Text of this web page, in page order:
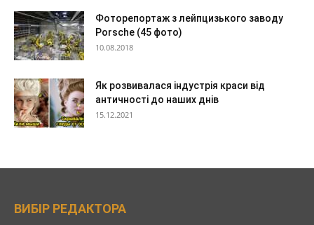
Фоторепортаж з лейпцизького заводу
Porsche (45 фото)
10.08.2018
Як розвивалася індустрія краси від
античності до наших днів
15.12.2021
ВИБІР РЕДАКТОРА